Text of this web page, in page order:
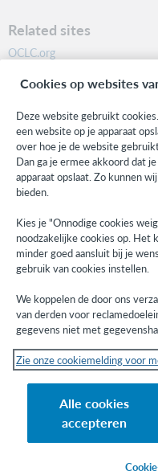
Related sites
OCLC.org
Community
Research
WebJunction
Developer Network
Stay in the know.
Get the latest product
right to your inbox.
Subscribe now
© 2023 OCLC
Inc. en buitenlandse filialen
Cookiemelding Lijst met cookies
Cookies op websites
Deze website gebruikt
een website op je apparaat
over hoe je de website
Dan ga je ermee akkoord dat
apparaat opslaat. Zo kunnen
bieden.
Kies je "Onnodige cookies
noodzakelijke cookies op. Het
minder goed aansluit bij je
gebruik van cookies instellen.
We koppelen de door ons
van derden voor
gegevens niet met
Zie onze cookiemelding voor
Alle cookies
accepteren